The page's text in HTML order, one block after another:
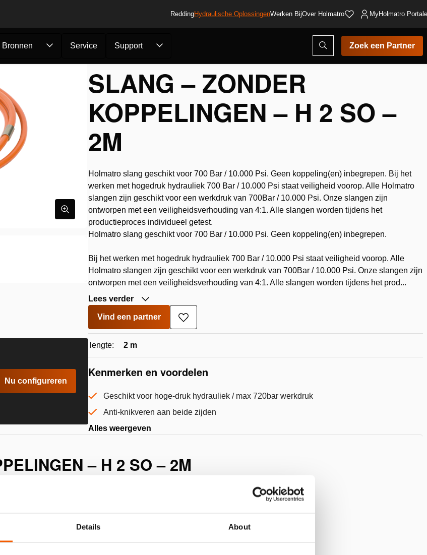
Details About
ReddingHydraulische OplossingenWerken BijOver Holmatro MyHolmatro
Bronnen Service Support
Open
zoekvenster
Zoek een Partner
– Zon...
Nu configureren
SLANG – ZONDER
KOPPELINGEN – H 2 SO –
2M
Holmatro slang geschikt voor 700 Bar / 10.000 Psi. Geen koppeling(en) inbegrepen. Bij het
werken met hogedruk hydrauliek 700 Bar / 10.000 Psi staat veiligheid voorop. Alle Holmatro
slangen zijn geschikt voor een werkdruk van 700Bar / 10.000 Psi. Onze slangen zijn
ontworpen met een veiligheidsverhouding van 4:1. Alle slangen worden tijdens het
productieproces individueel getest.
Holmatro slang geschikt voor 700 Bar / 10.000 Psi. Geen koppeling(en) inbegrepen.
Bij het werken met hogedruk hydrauliek 700 Bar / 10.000 Psi staat veiligheid voorop. Alle
Holmatro slangen zijn geschikt voor een werkdruk van 700Bar / 10.000 Psi. Onze slangen zijn
ontworpen met een veiligheidsverhouding van 4:1. Alle slangen worden tijdens het prod...
Lees verder
Vind een partner
Toevoegen
aan
lengte: 2 m
Kenmerken en voordelen
Geschikt voor hoge-druk hydrauliek / max 720bar werkdruk
Anti-knikveren aan beide zijden
Alles weergeven
– H 2 SO – 2M